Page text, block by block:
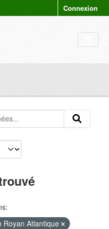
Connexion
Royan Atlantique